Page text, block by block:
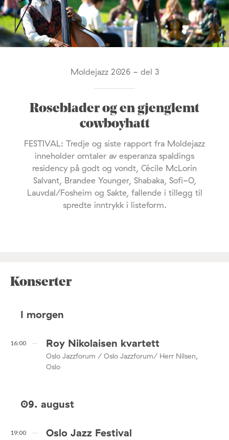
Moldejazz 2026 - del 3
Roseblader og en gjenglemt
cowboyhatt
FESTIVAL: Tredje og siste rapport fra Moldejazz
inneholder omtaler av esperanza spaldings
residency på godt og vondt, Cécile McLorin
Salvant, Brandee Younger, Shabaka, Sofi-O,
Lauvdal/Fosheim og Sakte, fallende i tillegg til
spredte inntrykk i listeform.
Konserter
I morgen
16:00 Roy Nikolaisen kvartett
Oslo Jazzforum / Oslo Jazzforum/ Herr Nilsen,
Oslo
09. august
19:00 Oslo Jazz Festival